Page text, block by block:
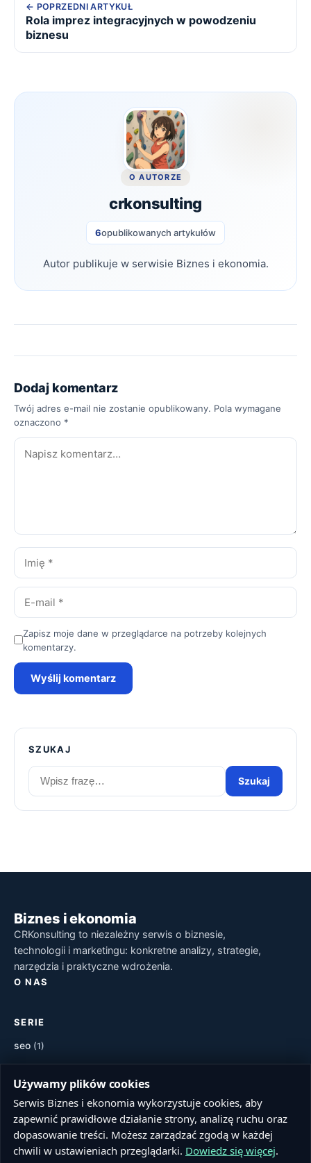
POPRZEDNI ARTYKUŁ
Rola imprez integracyjnych w powodzeniu
biznesu
O AUTORZE
crkonsulting
6opublikowanych artykułów
Autor publikuje w serwisie Biznes i ekonomia.
Dodaj komentarz
Twój adres e-mail nie zostanie opublikowany. Pola wymagane
oznaczono *
Komentarz
Imię
*
E-
mail
Zapisz moje dane w przeglądarce na potrzeby kolejnych
komentarzy.
Wyślij komentarz
SZUKAJ
Szukaj
artykułów
Szukaj
Biznes i ekonomia
CRKonsulting to niezależny serwis o biznesie,
technologii i marketingu: konkretne analizy, strategie,
narzędzia i praktyczne wdrożenia.
O NAS
SERIE
seo (1)
marketing
POPULARNE TAGI
NAJNOWSZE ARTYKUŁY
Używamy plików cookies
Serwis Biznes i ekonomia wykorzystuje cookies, aby
zapewnić prawidłowe działanie strony, analizę ruchu oraz
dopasowanie treści. Możesz zarządzać zgodą w każdej
chwili w ustawieniach przeglądarki. Dowiedz się więcej.